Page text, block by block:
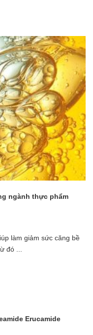
ngành thực phẩm
làm giảm sức căng bề
đó ...
Erucamide